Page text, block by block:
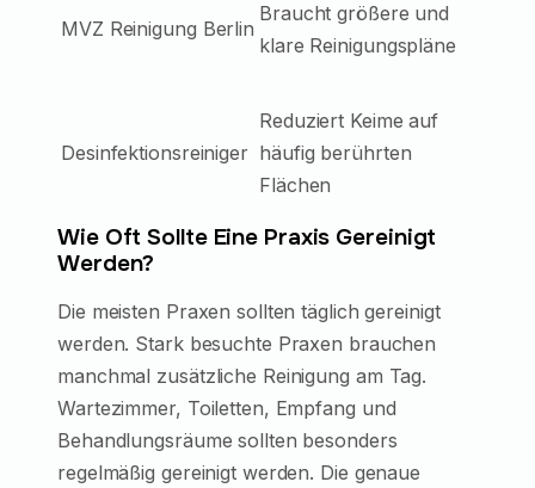
MVZ Reinigung Berlin
Braucht größere und
klare Reinigungspläne
Desinfektionsreiniger
Reduziert Keime auf
häufig berührten
Flächen
Wie Oft Sollte Eine Praxis Gereinigt
Werden?
Die meisten Praxen sollten täglich gereinigt
werden. Stark besuchte Praxen brauchen
manchmal zusätzliche Reinigung am Tag.
Wartezimmer, Toiletten, Empfang und
Behandlungsräume sollten besonders
regelmäßig gereinigt werden. Die genaue